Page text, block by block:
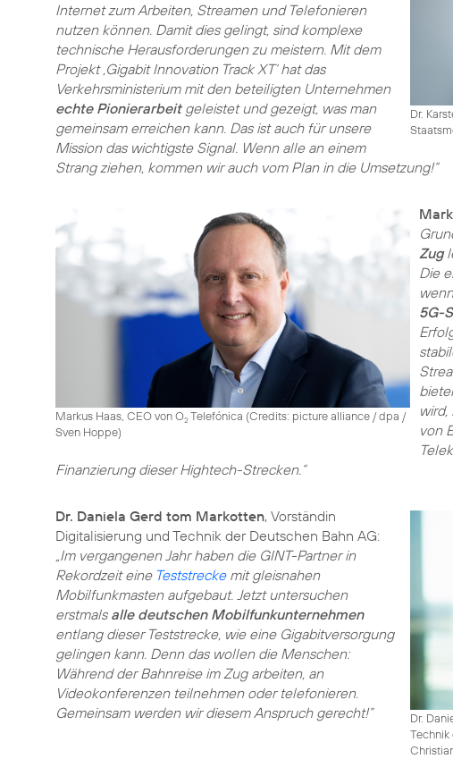
Dr.
Internet zum Arbeiten, Streamen und Telefonieren
nutzen können. Damit dies gelingt, sind komplexe
technische Herausforderungen zu meistern. Mit dem
Projekt ,Gigabit Innovation Track XT‘ hat das
Verkehrsministerium mit den beteiligten Unternehmen
echte Pionierarbeitgeleistet und gezeigt, was man
gemeinsam erreichen kann. Das ist auch für unsere
Mission das wichtigste Signal. Wenn alle an einem
Strang ziehen, kommen wir auch vom Plan in die Umsetzung!“
Markus Haas, CEO von O2Telefónica (Credits: picture alliance / dpa /
Sven Hoppe)
Zug
Die
5G-
von
Finanzierung dieser Hightech-Strecken.“
Dr.
Technik
Dr. Daniela Gerd tom Markotten, Vorständin
Digitalisierung und Technik der Deutschen Bahn AG:
„Im vergangenen Jahr haben die GINT-Partner in
Rekordzeit eine Teststreckemit gleisnahen
Mobilfunkmasten aufgebaut. Jetzt untersuchen
erstmals alle deutschen Mobilfunkunternehmen
entlang dieser Teststrecke, wie eine Gigabitversorgung
gelingen kann. Denn das wollen die Menschen:
Während der Bahnreise im Zug arbeiten, an
Videokonferenzen teilnehmen oder telefonieren.
Gemeinsam werden wir diesem Anspruch gerecht!”